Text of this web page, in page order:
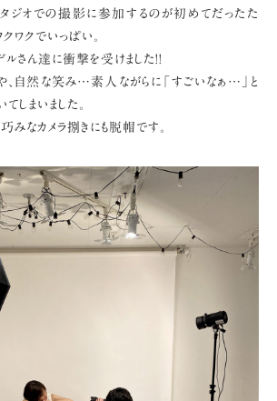
タジオでの撮影に参加するのが初めてだったた
ワクでいっぱい。
ルさん達に衝撃を受けました!!
、自然な笑み…素人ながらに「すごいなぁ…」と
しまいました。
巧みなカメラ捌きにも脱帽です。